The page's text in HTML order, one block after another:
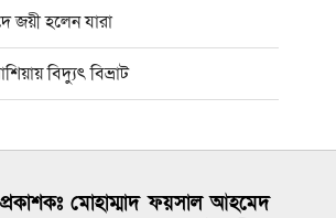
জয়ী হলেন যারা
বিদ্যুৎ বিভ্রাট
মোহাম্মাদ ফয়সাল আহমেদ